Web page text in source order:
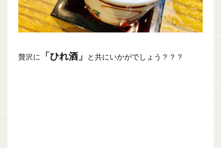
贅沢に 「ひれ酒」 と共にいかがでしょう？？？